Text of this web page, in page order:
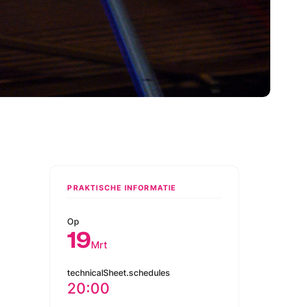
PRAKTISCHE INFORMATIE
Op
19Mrt
technicalSheet.schedules
20:00